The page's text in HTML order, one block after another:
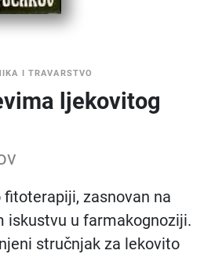
I TRAVARSTVO
ljekovitog
zasnovan na
iskustvu u farmakognoziji.
stručnjak za lekovito